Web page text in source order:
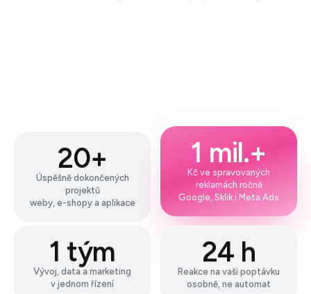
20+
Úspěšně dokončených
projektů
weby, e-shopy a aplikace
1 mil.+
Kč ve spravovaných
reklamách ročně
Google, Sklik i Meta Ads
1 tým
Vývoj, data a marketing
v jednom řízení
24 h
Reakce na vaši poptávku
osobně, ne automat